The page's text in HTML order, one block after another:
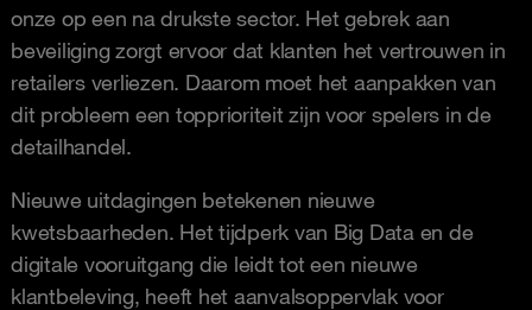
onze op een na drukste sector. Het gebrek aan
beveiliging zorgt ervoor dat klanten het vertrouwen in
retailers verliezen. Daarom moet het aanpakken van
dit probleem een ​​topprioriteit zijn voor spelers in de
detailhandel.
Nieuwe uitdagingen betekenen nieuwe
kwetsbaarheden. Het tijdperk van Big Data en de
digitale vooruitgang die leidt tot een nieuwe
klantbeleving, heeft het aanvalsoppervlak voor